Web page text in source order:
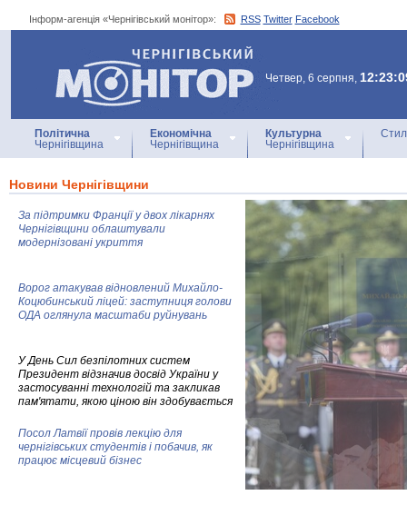
Інформ-агенція «Чернігівський монітор»: RSS Twitter Facebook
Інформ-агенція
«Чернігівський монітор»
Четвер, 6 серпня,
Політична
Чернігівщина
Економічна
Чернігівщина
Культурна
Чернігівщина
Новини Чернігівщини
За підтримки Франції у двох лікарнях
Чернігівщини облаштували
модернізовані укриття
Ворог атакував відновлений Михайло-
Коцюбинський ліцей: заступниця голови
ОДА оглянула масштаби руйнувань
У День Сил безпілотних систем
Президент відзначив досвід України у
застосуванні технологій та закликав
пам'ятати, якою ціною він здобувається
Посол Латвії провів лекцію для
чернігівських студентів і побачив, як
працює місцевий бізнес